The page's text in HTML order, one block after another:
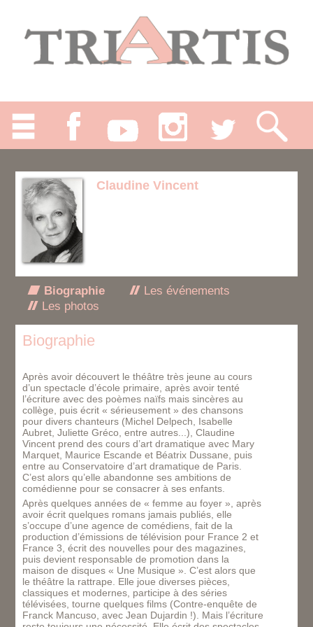
Claudine Vincent
Biographie
Les événements
Les photos
Biographie
Après avoir découvert le théâtre très jeune au cours
d’un spectacle d’école primaire, après avoir tenté
l’écriture avec des poèmes naïfs mais sincères au
collège, puis écrit « sérieusement » des chansons
pour divers chanteurs (Michel Delpech, Isabelle
Aubret, Juliette Gréco, entre autres...), Claudine
Vincent prend des cours d’art dramatique avec Mary
Marquet, Maurice Escande et Béatrix Dussane, puis
entre au Conservatoire d’art dramatique de Paris.
C’est alors qu’elle abandonne ses ambitions de
comédienne pour se consacrer à ses enfants.
Après quelques années de « femme au foyer », après
avoir écrit quelques romans jamais publiés, elle
s’occupe d’une agence de comédiens, fait de la
production d’émissions de télévision pour France 2 et
France 3, écrit des nouvelles pour des magazines,
puis devient responsable de promotion dans la
maison de disques « Une Musique ». C’est alors que
le théâtre la rattrape. Elle joue diverses pièces,
classiques et modernes, participe à des séries
télévisées, tourne quelques films (Contre-enquête de
Franck Mancuso, avec Jean Dujardin !). Mais l’écriture